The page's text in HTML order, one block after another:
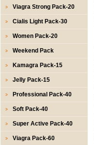
Viagra Strong Pack-20
Cialis Light Pack-30
Women Pack-20
Weekend Pack
Kamagra Pack-15
Jelly Pack-15
Professional Pack-40
Soft Pack-40
Super Active Pack-40
Viagra Pack-60